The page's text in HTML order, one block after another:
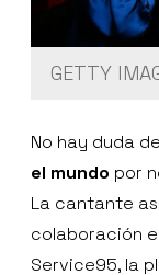
GETTY
No hay duda
el mundo por
La cantante
colaboración
Service95, la